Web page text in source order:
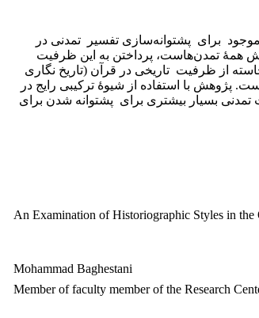
برای پشتوانه‌سازی تفسیر تمدنی در
همهٔ تمدن‌هاست، پرداختن به این ظرفیت
از ظرفیت تاریخی در قرآن (تاریخ نگاری
با استفاده از شیوهٔ ترکیبی رایج در
بسیار بیشتری برای پشتوانه شدن برای
An Examination of Historiographic Styles in
Mohammad Baghestani
Member of faculty member of the Research